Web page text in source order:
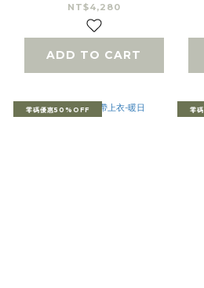
NT$4,280
ADD TO CART
零碼優惠50%OFF 零